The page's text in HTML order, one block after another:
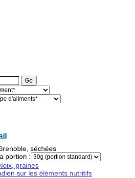
séchées
portion :
graines
sur les éléments nutritifs